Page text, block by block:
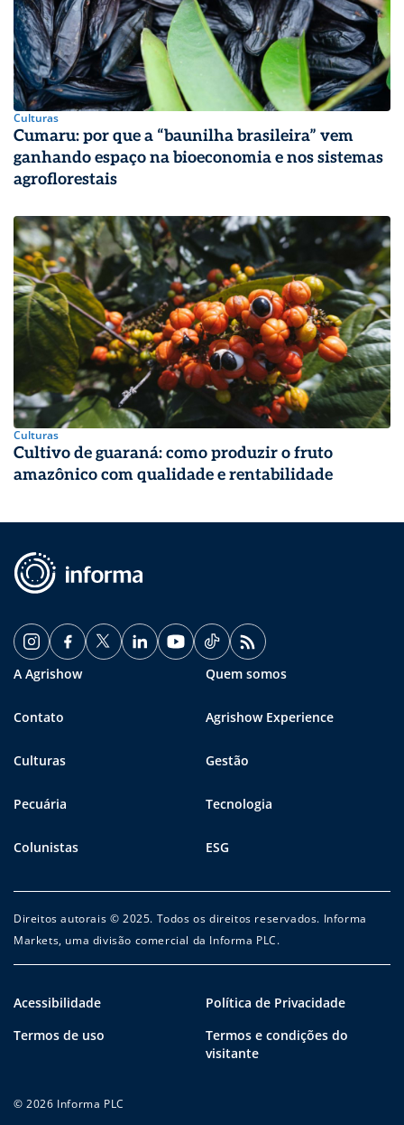
Culturas
Cumaru: por que a “baunilha brasileira” vem
ganhando espaço na bioeconomia e nos sistemas
agroflorestais
Culturas
Cultivo de guaraná: como produzir o fruto
amazônico com qualidade e rentabilidade
A Agrishow Quem somos
Contato Agrishow Experience
Culturas Gestão
Pecuária Tecnologia
Colunistas ESG
Direitos autorais © 2025. Todos os direitos reservados. Informa
Markets, uma divisão comercial da Informa PLC.
Acessibilidade
Política de Privacidade
Termos de uso
Termos e condições do
visitante
© 2026 Informa PLC